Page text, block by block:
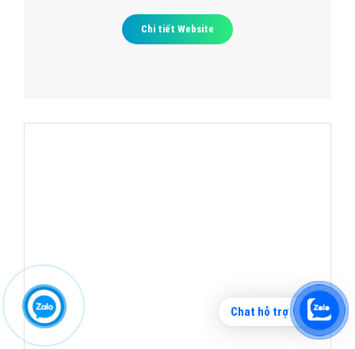
Chi tiết Website
Chat hỗ trợ